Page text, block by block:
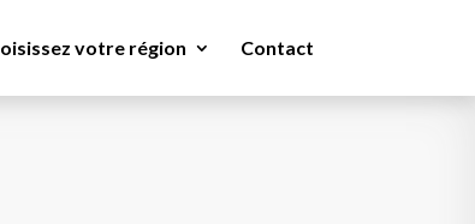
votre région Contact